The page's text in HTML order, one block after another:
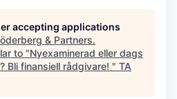
accepting applications
& Partners.
to "Nyexaminerad eller dags
Bli finansiell rådgivare! " TA